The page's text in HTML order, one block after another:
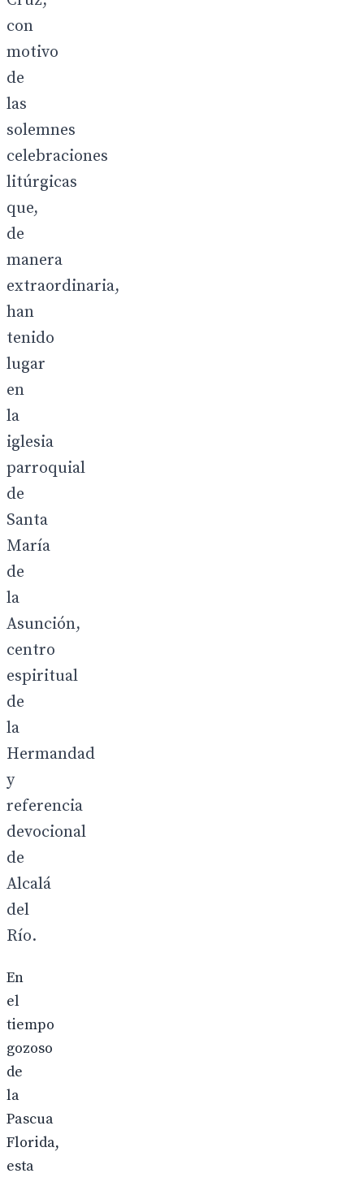
con
motivo
de
las
solemnes
celebraciones
litúrgicas
que,
de
manera
extraordinaria,
han
tenido
lugar
en
la
iglesia
parroquial
de
Santa
María
de
la
Asunción,
centro
espiritual
de
la
Hermandad
y
referencia
devocional
de
Alcalá
del
Río.
En
el
tiempo
gozoso
de
la
Pascua
Florida,
esta